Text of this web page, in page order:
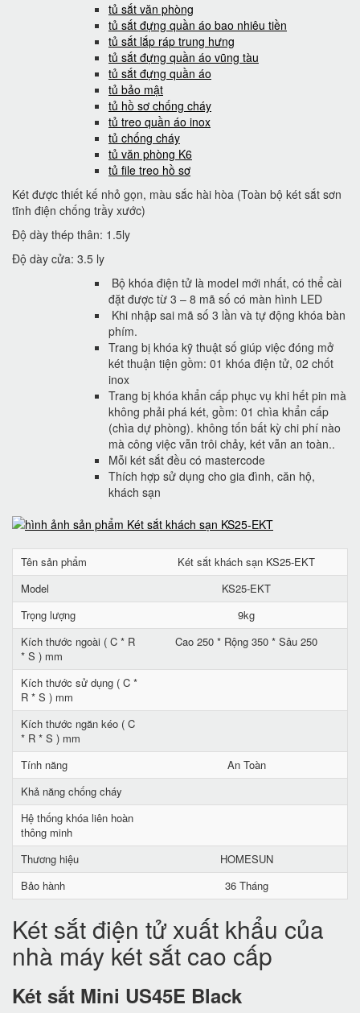
tủ sắt văn phòng
tủ sắt đựng quần áo bao nhiêu tiền
tủ sắt lắp ráp trung hưng
tủ sắt đựng quần áo vũng tàu
tủ sắt đựng quần áo
tủ bảo mật
tủ hồ sơ chống cháy
tủ treo quần áo inox
tủ chống cháy
tủ văn phòng K6
tủ file treo hồ sơ
Két được thiết kế nhỏ gọn, màu sắc hài hòa (Toàn bộ két sắt sơn
tĩnh điện chống trầy xước)
Độ dày thép thân: 1.5ly
Độ dày cửa: 3.5 ly
Bộ khóa điện tử là model mới nhất, có thể cài
đặt được từ 3 – 8 mã số có màn hình LED
Khi nhập sai mã số 3 lần và tự động khóa bàn
phím.
Trang bị khóa kỹ thuật số giúp việc đóng mở
két thuận tiện gồm: 01 khóa điện tử, 02 chốt
inox
Trang bị khóa khẩn cấp phục vụ khi hết pin mà
không phải phá két, gồm: 01 chìa khẩn cấp
(chìa dự phòng). không tốn bất kỳ chi phí nào
mà công việc vẫn trôi chảy, két vẫn an toàn..
Mỗi két sắt đều có mastercode
Thích hợp sử dụng cho gia đình, căn hộ,
khách sạn
Tên sản phẩm
Két sắt khách sạn KS25-EKT
Model
KS25-EKT
Trọng lượng
9kg
Kích thước ngoài ( C * R
* S ) mm
Cao 250 * Rộng 350 * Sâu 250
Kích thước sử dụng ( C *
R * S ) mm
Kích thước ngăn kéo ( C
* R * S ) mm
Tính năng
An Toàn
Khả năng chống cháy
Hệ thống khóa liên hoàn
thông minh
Thương hiệu
HOMESUN
Bảo hành
36 Tháng
Két sắt điện tử xuất khẩu của
nhà máy két sắt cao cấp
Két sắt Mini US45E Black